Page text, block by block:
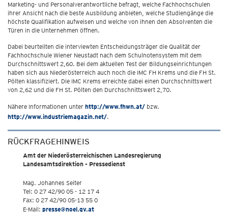
Marketing- und Personalverantwortliche befragt, welche Fachhochschulen
ihrer Ansicht nach die beste Ausbildung anbieten, welche Studiengänge die
höchste Qualifikation aufweisen und welche von ihnen den Absolventen die
Türen in die Unternehmen öffnen.
Dabei beurteilten die interviewten Entscheidungsträger die Qualität der
Fachhochschule Wiener Neustadt nach dem Schulnotensystem mit dem
Durchschnittswert 2,60. Bei dem aktuellen Test der Bildungseinrichtungen
haben sich aus Niederösterreich auch noch die IMC FH Krems und die FH St.
Pölten klassifiziert. Die IMC Krems erreichte dabei einen Durchschnittswert
von 2,62 und die FH St. Pölten den Durchschnittswert 2,70.
Nähere Informationen unter http://www.fhwn.at/ bzw.
http://www.industriemagazin.net/.
RÜCKFRAGEHINWEIS
Amt der Niederösterreichischen Landesregierung
Landesamtsdirektion - Pressedienst
Mag. Johannes Seiter
Tel: 0 27 42/90 05 - 12 17 4
Fax: 0 27 42/90 05-13 55 0
E-Mail: presse@noel.gv.at